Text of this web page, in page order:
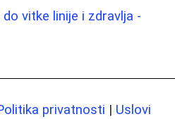
vitke linije i zdravlja -
privatnosti | Uslovi